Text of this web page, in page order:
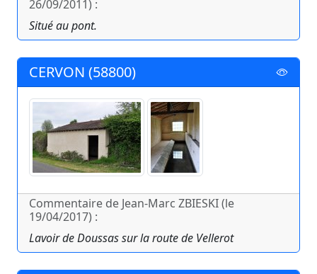
26/09/2011) :
Situé au pont.
CERVON (58800)
Commentaire de Jean-Marc ZBIESKI (le
19/04/2017) :
Lavoir de Doussas sur la route de Vellerot